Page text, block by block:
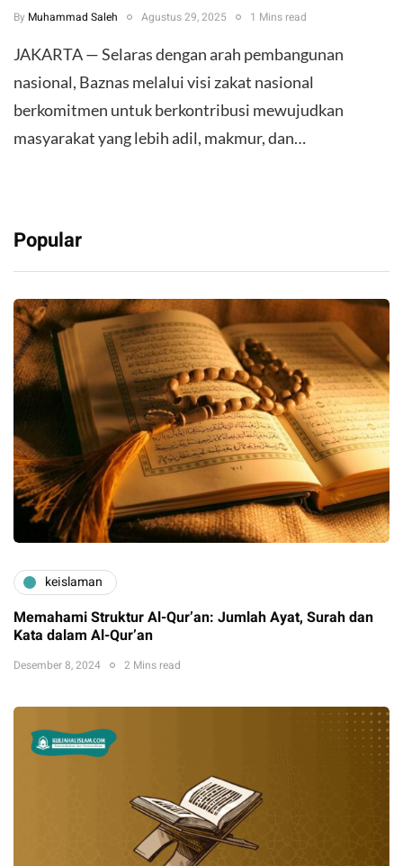
By Muhammad Saleh Agustus 29, 2025 1 Mins read
JAKARTA — Selaras dengan arah pembangunan
nasional, Baznas melalui visi zakat nasional
berkomitmen untuk berkontribusi mewujudkan
masyarakat yang lebih adil, makmur, dan…
Popular
keislaman
Memahami Struktur Al-Qur’an: Jumlah Ayat, Surah dan
Kata dalam Al-Qur’an
Desember 8, 2024 2 Mins read